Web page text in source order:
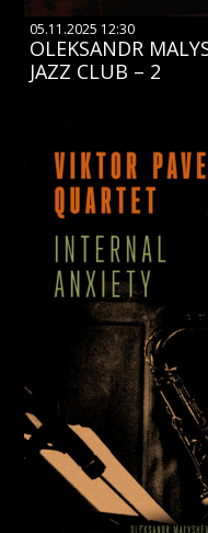
05.11.2025 12:30
OLEKSANDR
JAZZ CLUB – 2